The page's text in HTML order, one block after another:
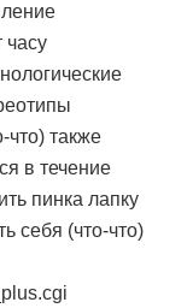
часу
что) также
в течение
пинка лапку
себя (что-что)